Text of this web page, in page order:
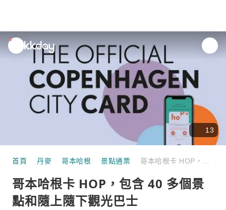
unread
notifications
13
首頁 丹麥 哥本哈根 景點通票
哥本哈根卡 HOP，包含 40 多個景
點和隨上隨下觀光巴士